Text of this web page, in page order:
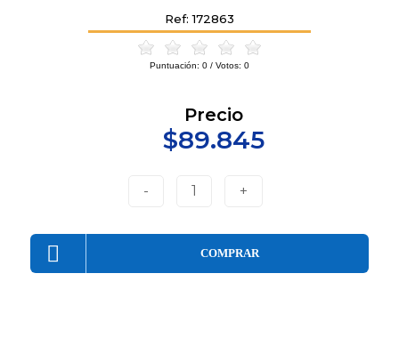
Ref: 172863
Puntuación: 0 / Votos: 0
Precio
$89.845
- 1 +
COMPRAR